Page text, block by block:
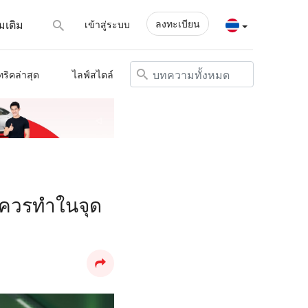
เติม เข้าสู่ระบบ ลงทะเบียน
ริคล่าสุด ไลฟ์สไตล์
วรทำในจุด